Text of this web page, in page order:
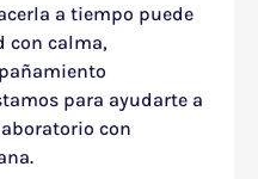
a tiempo puede
con calma,
para ayudarte a
con